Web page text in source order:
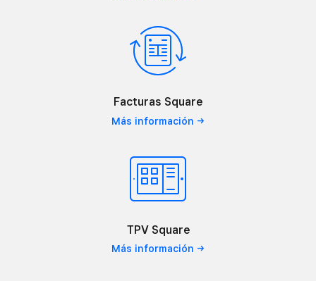
Facturas Square
Más información
TPV Square
Más información